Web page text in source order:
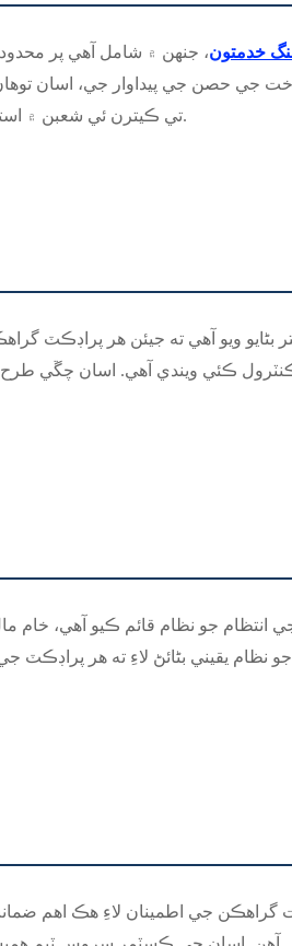
خدمتون، جنهن ۾ شامل آهي پر محدود
جي حصن جي پيداوار جي، اسان
تي ڪيترن ئي شعبن ۾ استعمال ٿينديون آهن جهڙوڪ آٽو موبائيل، ايرو اسپيس، طبي سامان، اليڪٽرانڪس ۽ برقي سامان.
بڻايو ويو آهي ته جيئن هر
ڪنٽرول ڪئي ويندي آهي. اسان
جو نظام قائم ڪيو آهي،
نظام يقيني بڻائڻ لاءِ ته هر پراڊڪٽ
گراهڪن جي اطمينان لاءِ هڪ اهم